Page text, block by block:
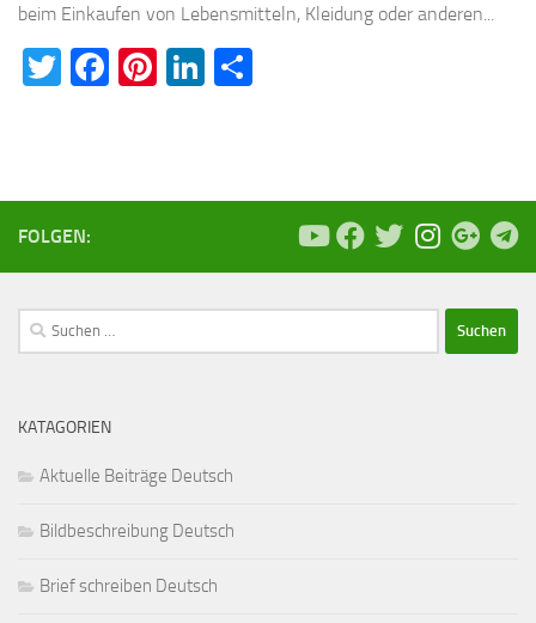
beim Einkaufen von Lebensmitteln, Kleidung oder anderen...
Twitter
Facebook
Pinterest
LinkedIn
FOLGEN:
Suchen
nach:
KATAGORIEN
Aktuelle Beiträge Deutsch
Bildbeschreibung Deutsch
Brief schreiben Deutsch